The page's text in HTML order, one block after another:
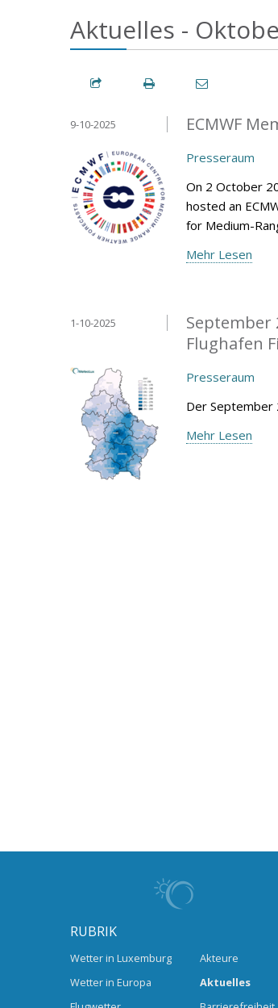
Aktuelles -
ECMWF
9-10-2025
Presseraum
On 2 October
hosted an
for Medium-
Mehr Lesen
September
Flughafen
1-10-2025
Presseraum
Der September
Mehr Lesen
RUBRIK
Wetter in Luxemburg
Wetter in Europa
Akteure
Aktuelles